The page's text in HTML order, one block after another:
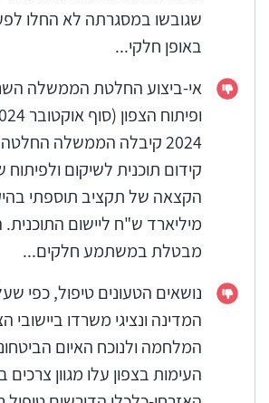
שגובשו במסגרתה לא החלו
באופן חלקי...
אי-ביצוע החלטת הממשלה
2024 קיבלה הממשלה
קידום תוכנית לשיקום
מיליארד ש"ח ליישום
מבטלת במשתמע חלקים...
נושאים הטעונים טיפול, כפי
המדינה ונציגי משרדו ביישובי
המלחמה ולנוכח האיום
העימות בצפון עלו מגוון צרכים